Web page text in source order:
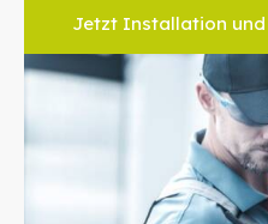
Jetzt Installation